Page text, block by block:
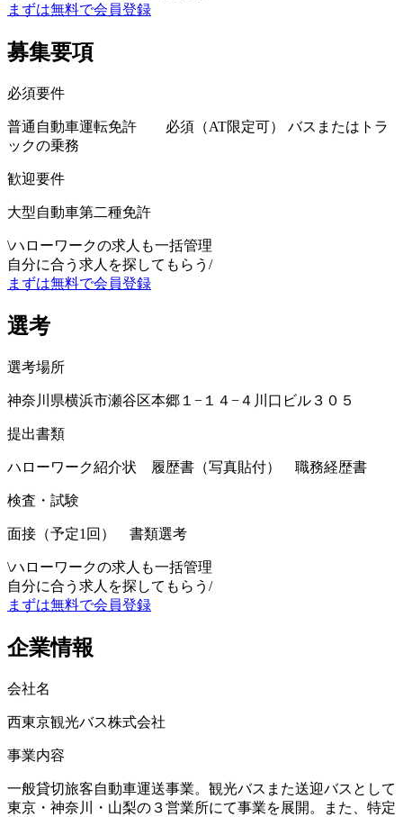
まずは無料で会員登録
募集要項
必須要件
普通自動車運転免許 必須（AT限定可） バスまたはトラ
ックの乗務
歓迎要件
大型自動車第二種免許
\ハローワークの求人も一括管理
自分に合う求人を探してもらう /
まずは無料で会員登録
選考
選考場所
神奈川県横浜市瀬谷区本郷１−１４−４川口ビル３０５
提出書類
ハローワーク紹介状 履歴書（写真貼付） 職務経歴書
検査・試験
面接（予定1回） 書類選考
\ハローワークの求人も一括管理
自分に合う求人を探してもらう /
まずは無料で会員登録
企業情報
会社名
西東京観光バス株式会社
事業内容
一般貸切旅客自動車運送事業。観光バスまた送迎バスとして
東京・神奈川・山梨の３営業所にて事業を展開。また、特定